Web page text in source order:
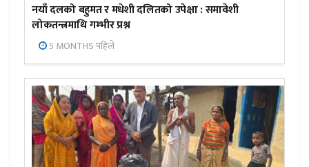
नयाँ दलको बहुमत र मधेशी दलितको उपेक्षा : समावेशी
लोकतन्त्रमाथि गम्भीर प्रश्न
5 MONTHS पहिले